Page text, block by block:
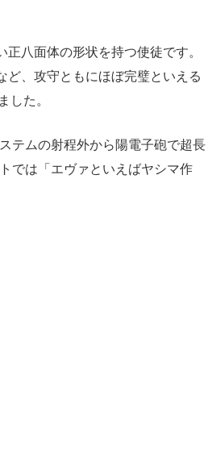
八面体の形状を持つ使徒です。
ど、攻守ともにほぼ完璧といえる
した。
テムの射程外から陽電子砲で超長
では「エヴァといえばヤシマ作